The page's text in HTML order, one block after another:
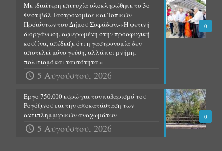
0
Με ιδιαίτερη επιτυχία ολοκληρώθηκε το 3ο
Φεστιβάλ Γαστρονομίας και Τοπικών
Προϊόντων του Δήμου Σοφάδων.-«Η φετινή
διοργάνωση, αφιερωμένη στην προσφυγική
κουζίνα, απέδειξε ότι η γαστρονομία δεν
αποτελεί μόνο γεύση, αλλά και μνήμη,
πολιτισμό και ταυτότητα.»
5 Αυγούστου, 2026
0
Έργο 750.000 ευρώ για τον καθαρισμό του
Ρογόζινου και την αποκατάσταση των
αντιπλημμυρικών αναχωμάτων
5 Αυγούστου, 2026